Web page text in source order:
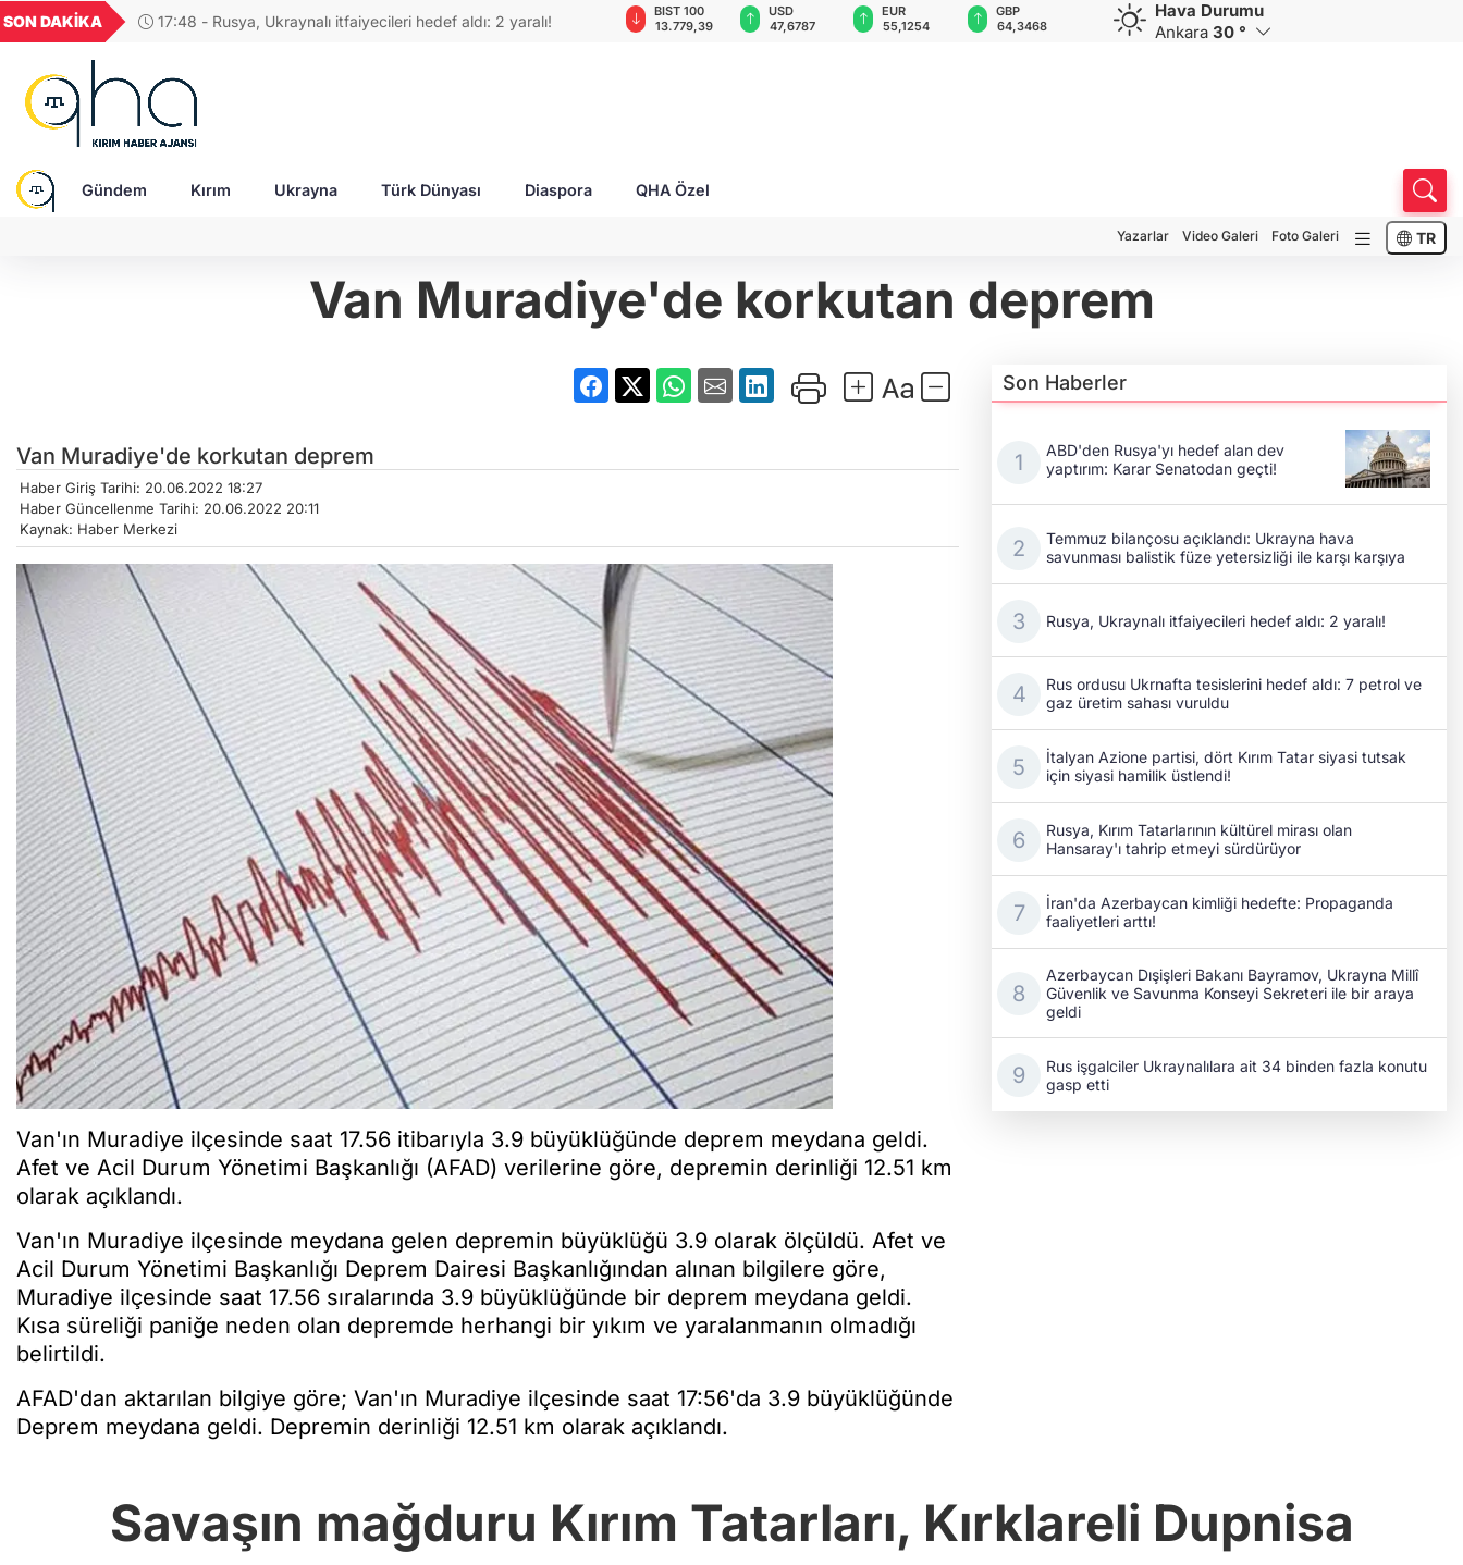
SON DAKİKA 17:48 - Rusya, Ukraynalı itfaiyecileri hedef aldı: 2 yaralı!
TND
16,3788
27,9743
0,0018
6.660,55
13.779,39
USD
47,6787
EUR
55,1254
GBP
64,3468
CHF
59,0083
CAD
34,1883
RUB
0,5822
Hava Durumu
Ankara 30 °
Gündem Kırım Ukrayna Türk Dünyası Diaspora QHA Özel
Yazarlar Video Galeri Foto Galeri TR
Van Muradiye'de korkutan deprem
Van Muradiye'de korkutan deprem
Haber Giriş Tarihi: 20.06.2022 18:27
Haber Güncellenme Tarihi: 20.06.2022 20:11
Kaynak: Haber Merkezi
Van'ın Muradiye ilçesinde saat 17.56 itibarıyla 3.9 büyüklüğünde deprem meydana geldi.
Afet ve Acil Durum Yönetimi Başkanlığı (AFAD) verilerine göre, depremin derinliği 12.51 km
olarak açıklandı.
Van'ın Muradiye ilçesinde meydana gelen depremin büyüklüğü 3.9 olarak ölçüldü. Afet ve
Acil Durum Yönetimi Başkanlığı Deprem Dairesi Başkanlığından alınan bilgilere göre,
Muradiye ilçesinde saat 17.56 sıralarında 3.9 büyüklüğünde bir deprem meydana geldi.
Kısa süreliği paniğe neden olan depremde herhangi bir yıkım ve yaralanmanın olmadığı
belirtildi.
AFAD'dan aktarılan bilgiye göre; Van'ın Muradiye ilçesinde saat 17:56'da 3.9 büyüklüğünde
Deprem meydana geldi. Depremin derinliği 12.51 km olarak açıklandı.
Son Haberler
ABD'den Rusya'yı hedef alan dev
yaptırım: Karar Senatodan geçti!
Temmuz bilançosu açıklandı: Ukrayna hava
savunması balistik füze yetersizliği ile karşı karşıya
Rusya, Ukraynalı itfaiyecileri hedef aldı: 2 yaralı!
Rus ordusu Ukrnafta tesislerini hedef aldı: 7 petrol ve
gaz üretim sahası vuruldu
İtalyan Azione partisi, dört Kırım Tatar siyasi tutsak
için siyasi hamilik üstlendi!
Rusya, Kırım Tatarlarının kültürel mirası olan
Hansaray'ı tahrip etmeyi sürdürüyor
İran'da Azerbaycan kimliği hedefte: Propaganda
faaliyetleri arttı!
Azerbaycan Dışişleri Bakanı Bayramov, Ukrayna Millî
Güvenlik ve Savunma Konseyi Sekreteri ile bir araya
geldi
Rus işgalciler Ukraynalılara ait 34 binden fazla konutu
gasp etti
Savaşın mağduru Kırım Tatarları, Kırklareli Dupnisa